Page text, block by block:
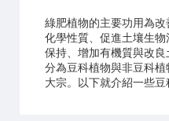
綠肥植物的主要功用為
化學性質、促進土壤生
保持、增加有機質與改
分為豆科植物與非豆科
大宗。以下就介紹一些豆